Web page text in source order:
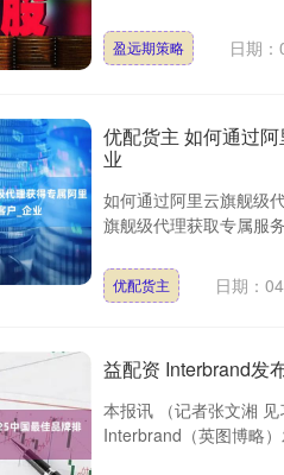
盈远期策略 日期
优配货主 如何通过
业
如何通过阿里云旗舰级
旗舰级代理获取专属服
优配货主 日期：
益配资 Interbrand发
本报讯 （记者张文湘
Interbrand（英图博略